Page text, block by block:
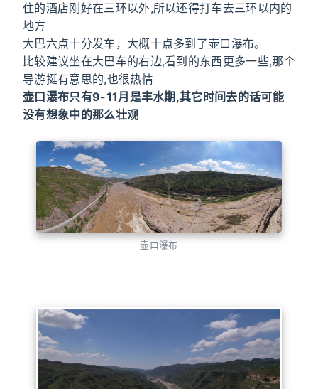
住的酒店刚好在三环以外,所以还得打车去三环以内的
地方
大巴六点十分发车，大概十点多到了壶口瀑布。
比较建议坐在大巴车的右边,看到的东西更多一些,那个
导游挺有意思的,也很热情
壶口瀑布只有9-11月是丰水期,其它时间去的话可能
没有想象中的那么壮观
壶口瀑布